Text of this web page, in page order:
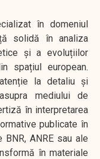
în domeniul
solidă în analiza
și a evoluțiilor
spațiul european.
la detaliu și
mediului de
în interpretarea
publicate în
ANRE sau ale
în materiale